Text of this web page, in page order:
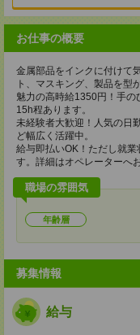
お仕事の概要
金属部品をインクに付けて
ト、マスキング、製品を型
魅力の高時給1350円！手の
15h程あります。
未経験者大歓迎！人気の日
ど幅広く活躍中。
給与即払いOK！ただし就
す。詳細はオペレーターへ
職場の雰囲気
年齢層
募集情報
給与